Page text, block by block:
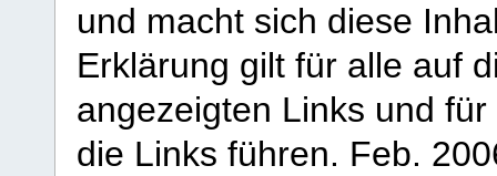
und macht sich diese
Erklärung gilt für alle auf
angezeigten Links und
die Links führen. Feb.